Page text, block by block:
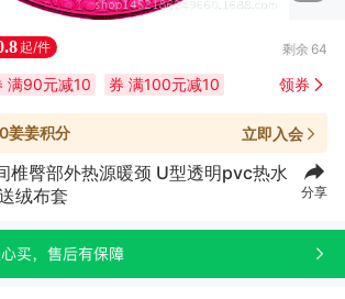
起/件 剩余 64
满90元减10 券 满100元减10 领券
姜姜积分 立即入会
椎臀部外热源暖颈 U型透明pvc热水
绒布套
分享
去下单
10月31日买了1件 去下单